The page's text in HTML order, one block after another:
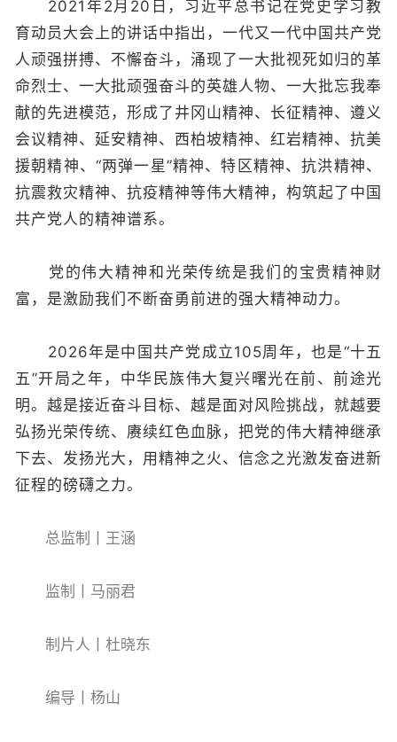
2021年2月20日，习近平总书记在党史学习教
育动员大会上的讲话中指出，一代又一代中国共产党
人顽强拼搏、不懈奋斗，涌现了一大批视死如归的革
命烈士、一大批顽强奋斗的英雄人物、一大批忘我奉
献的先进模范，形成了井冈山精神、长征精神、遵义
会议精神、延安精神、西柏坡精神、红岩精神、抗美
援朝精神、“两弹一星”精神、特区精神、抗洪精神、
抗震救灾精神、抗疫精神等伟大精神，构筑起了中国
共产党人的精神谱系。
党的伟大精神和光荣传统是我们的宝贵精神财
富，是激励我们不断奋勇前进的强大精神动力。
2026年是中国共产党成立105周年，也是“十五
五”开局之年，中华民族伟大复兴曙光在前、前途光
明。越是接近奋斗目标、越是面对风险挑战，就越要
弘扬光荣传统、赓续红色血脉，把党的伟大精神继承
下去、发扬光大，用精神之火、信念之光激发奋进新
征程的磅礴之力。
总监制丨王涵
监制丨马丽君
制片人丨杜晓东
编导丨杨山